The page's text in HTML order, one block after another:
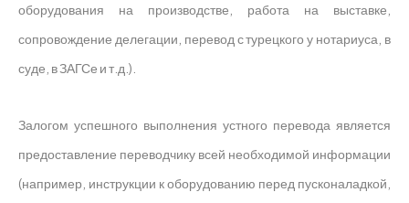
оборудования на производстве, работа на выставке,
сопровождение делегации, перевод с турецкого у нотариуса, в
суде, в ЗАГСе и т.д.).
Залогом успешного выполнения устного перевода является
предоставление переводчику всей необходимой информации
(например, инструкции к оборудованию перед пусконаладкой,